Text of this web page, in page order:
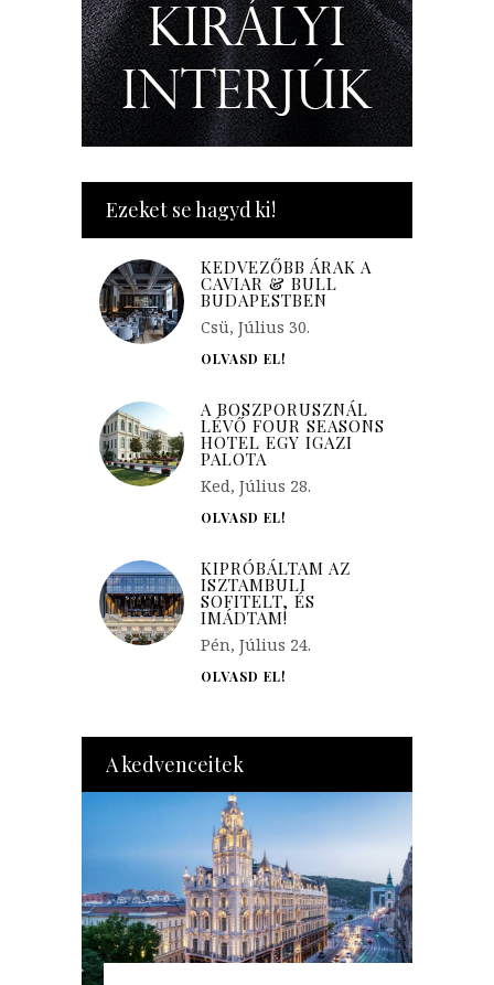
Ezeket se hagyd ki!
KEDVEZŐBB ÁRAK A
CAVIAR & BULL
BUDAPESTBEN
Csü, Július 30.
OLVASD EL!
A BOSZPORUSZNÁL
LÉVŐ FOUR SEASONS
HOTEL EGY IGAZI
PALOTA
Ked, Július 28.
OLVASD EL!
KIPRÓBÁLTAM AZ
ISZTAMBULI
SOFITELT, ÉS
IMÁDTAM!
Pén, Július 24.
OLVASD EL!
A kedvenceitek